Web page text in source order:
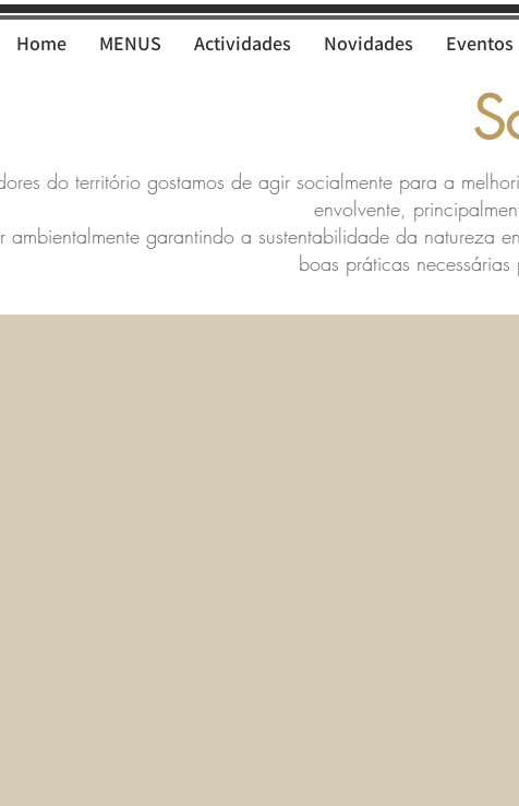
Home MENUS Actividades Novidades Eventos
do território gostamos de agir socialmente para a
envolvente,
ambientalmente garantindo a sustentabilidade da natureza
boas práticas